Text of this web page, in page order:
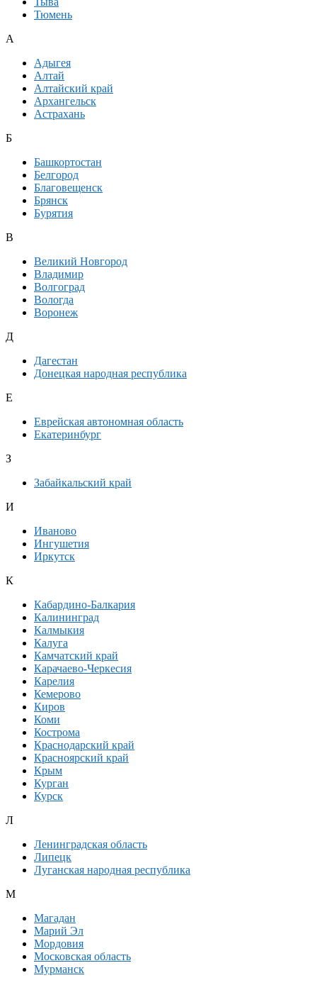
Тюмень
А
Адыгея
Алтай
Алтайский край
Архангельск
Астрахань
Б
Башкортостан
Белгород
Благовещенск
Брянск
Бурятия
В
Великий Новгород
Владимир
Волгоград
Вологда
Воронеж
Д
Дагестан
Донецкая народная республика
Е
Еврейская автономная область
Екатеринбург
З
Забайкальский край
И
Иваново
Ингушетия
Иркутск
К
Кабардино-Балкария
Калининград
Калмыкия
Калуга
Камчатский край
Карачаево-Черкесия
Карелия
Кемерово
Киров
Коми
Кострома
Краснодарский край
Красноярский край
Крым
Курган
Курск
Л
Ленинградская область
Липецк
Луганская народная республика
М
Магадан
Марий Эл
Мордовия
Московская область
Мурманск